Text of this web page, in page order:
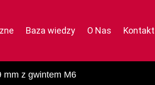
Baza wiedzy O Nas Kontakt
mm z gwintem M6